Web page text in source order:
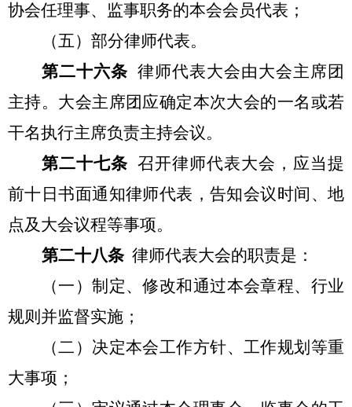
协会任理事、监事职务的本会会员代表；
（五）部分律师代表。
第二十六条 律师代表大会由大会主席团
主持。大会主席团应确定本次大会的一名或若
干名执行主席负责主持会议。
第二十七条 召开律师代表大会，应当提
前十日书面通知律师代表，告知会议时间、地
点及大会议程等事项。
第二十八条 律师代表大会的职责是：
（一）制定、修改和通过本会章程、行业
规则并监督实施；
（二）决定本会工作方针、工作规划等重
大事项；